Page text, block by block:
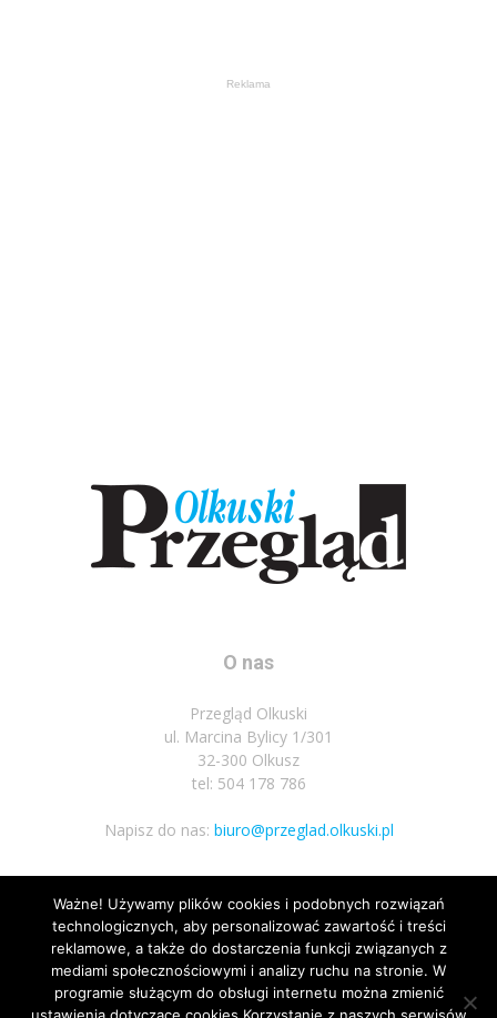
Reklama
O nas
Przegląd Olkuski
ul. Marcina Bylicy 1/301
32-300 Olkusz
tel: 504 178 786
Napisz do nas: biuro@przeglad.olkuski.pl
Podążaj za nami
Ważne! Używamy plików cookies i podobnych rozwiązań
technologicznych, aby personalizować zawartość i treści
reklamowe, a także do dostarczenia funkcji związanych z
mediami społecznościowymi i analizy ruchu na stronie. W
programie służącym do obsługi internetu można zmienić